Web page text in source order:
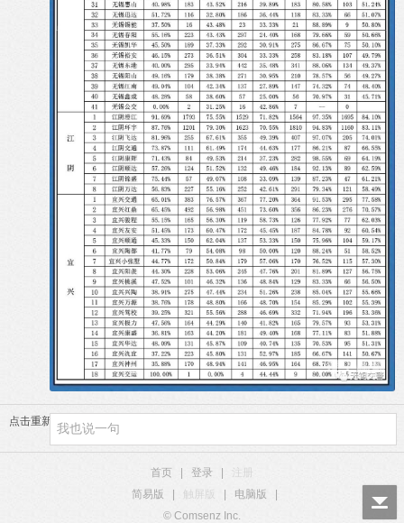
点击重新加载
首页 | 登录 |
注册
简易版
| 触屏版 | 电脑版
|
© Comsenz Inc.